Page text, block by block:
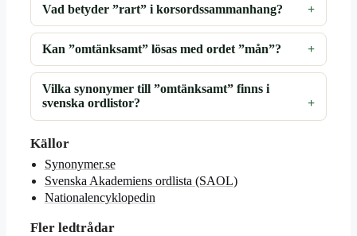
Vad betyder ”rart” i korsordssammanhang?
Kan ”omtänksamt” lösas med ordet ”mån”?
Vilka synonymer till ”omtänksamt” finns i
svenska ordlistor?
Källor
Synonymer.se
Svenska Akademiens ordlista (SAOL)
Nationalencyklopedin
Fler ledtrådar